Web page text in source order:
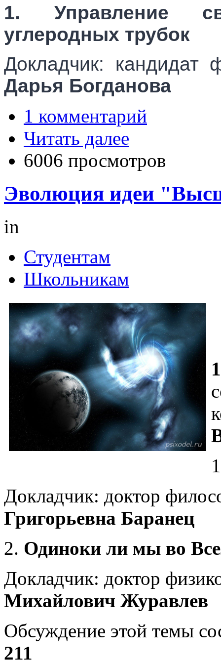
1. Управление
углеродных трубок
Докладчик: кандидат
Дарья Богданова
1 комментарий
Читать далее
6006 просмотров
Эволюция идеи
in
Студентам
Школьникам
Докладчик: доктор
Григорьевна Баранец
2. Одиноки ли мы во
Докладчик: доктор
Михайлович Журавлев
Обсуждение этой темы
211